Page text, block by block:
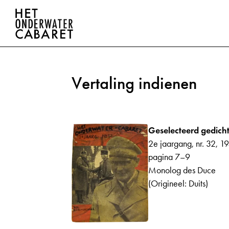
Vertaling indienen
Geselecteerd
2e jaargang, nr. 32,
pagina 7–9
Monolog des Duce
(Origineel: Duits)